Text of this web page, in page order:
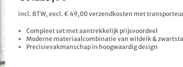
incl. BTW, excl. € 49,00 verzendkosten met
Compleet set met aantrekkelijk prijsvoordeel
Moderne materiaalcombinatie van wildeik &
Precisievakmanschap in hoogwaardig design